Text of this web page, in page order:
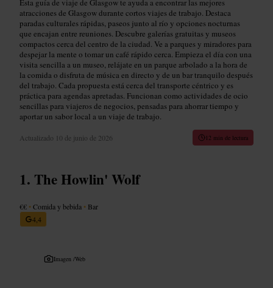
Esta guía de viaje de Glasgow te ayuda a encontrar las mejores
atracciones de Glasgow durante cortos viajes de trabajo. Destaca
paradas culturales rápidas, paseos junto al río y opciones nocturnas
que encajan entre reuniones. Descubre galerías gratuitas y museos
compactos cerca del centro de la ciudad. Ve a parques y miradores para
despejar la mente o tomar un café rápido cerca. Empieza el día con una
visita sencilla a un museo, relájate en un parque arbolado a la hora de
la comida o disfruta de música en directo y de un bar tranquilo después
del trabajo. Cada propuesta está cerca del transporte céntrico y es
práctica para agendas apretadas. Funcionan como actividades de ocio
sencillas para viajeros de negocios, pensadas para ahorrar tiempo y
aportar un sabor local a un viaje de trabajo.
Actualizado 10 de junio de 2026 12 min de lectura
The Howlin' Wolf
€€ •Comida y bebida • Bar
4,4
Imagen /Web